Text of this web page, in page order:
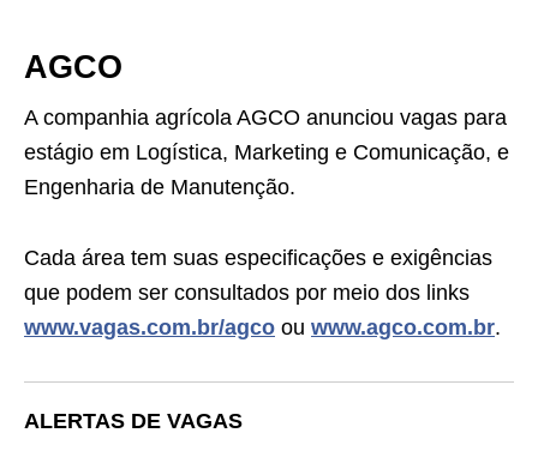
AGCO
A companhia agrícola AGCO anunciou vagas para
estágio em Logística, Marketing e Comunicação, e
Engenharia de Manutenção.
Cada área tem suas especificações e exigências
que podem ser consultados por meio dos links
www.vagas.com.br/agco ou www.agco.com.br.
ALERTAS DE VAGAS